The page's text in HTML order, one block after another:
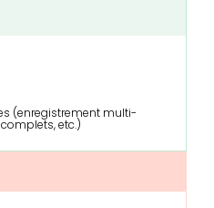
(enregistrement multi-
etc.)